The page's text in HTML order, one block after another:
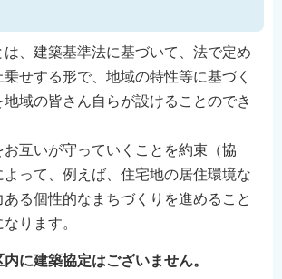
は、建築基準法に基づいて、法で定め
せする形で、地域の特性等に基づく
域の皆さん自らが設けることのでき
お互いが守っていくことを約束（協
よって、例えば、住宅地の居住環境な
ある個性的なまちづくりを進めること
ります。
内に建築協定はございません。